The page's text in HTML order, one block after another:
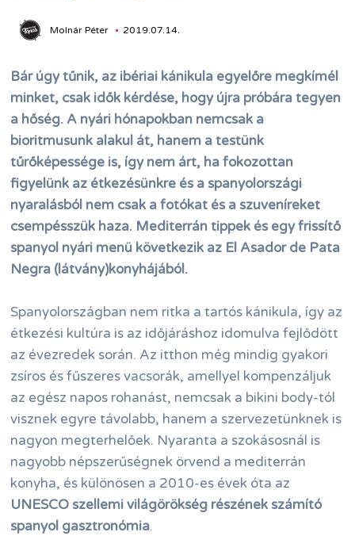
Molnár Péter 2019.07.14.
Bár úgy tűnik, az ibériai kánikula egyelőre megkímél
minket, csak idők kérdése, hogy újra próbára tegyen
a hőség. A nyári hónapokban nemcsak a
bioritmusunk alakul át, hanem a testünk
tűrőképessége is, így nem árt, ha fokozottan
figyelünk az étkezésünkre és a spanyolországi
nyaralásból nem csak a fotókat és a szuveníreket
csempésszük haza. Mediterrán tippek és egy frissítő
spanyol nyári menü következik az El Asador de Pata
Negra (látvány)konyhájából.
Spanyolországban nem ritka a tartós kánikula, így az
étkezési kultúra is az időjáráshoz idomulva fejlődött
az évezredek során. Az itthon még mindig gyakori
zsíros és fűszeres vacsorák, amellyel kompenzáljuk
az egész napos rohanást, nemcsak a bikini body-tól
visznek egyre távolabb, hanem a szervezetünknek is
nagyon megterhelőek. Nyaranta a szokásosnál is
nagyobb népszerűségnek örvend a mediterrán
konyha, és különösen a 2010-es évek óta az
UNESCO szellemi világörökség részének számító
spanyol gasztronómia.